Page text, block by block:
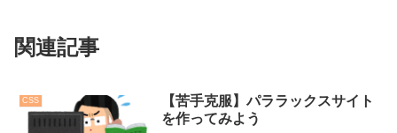
関連記事
CSS
【苦手克服】パララックスサイト
を作ってみよう